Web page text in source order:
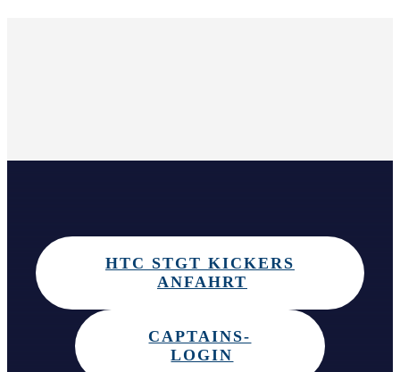
HTC STGT KICKERS
ANFAHRT
CAPTAINS-
LOGIN